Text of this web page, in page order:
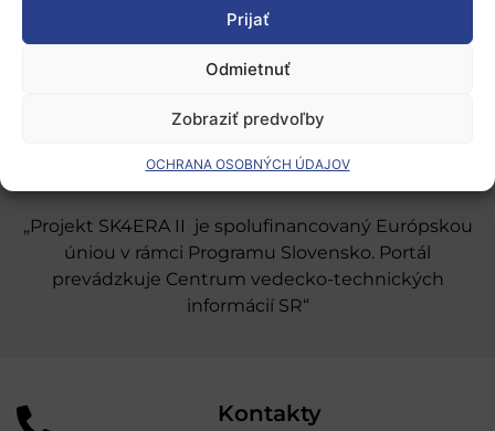
Prijať
Odmietnuť
Zobraziť predvoľby
OCHRANA OSOBNÝCH ÚDAJOV
Oblasti našej podpory
Podporné schémy a služby
Grantové programy pre výskum
Odber noviniek
„Projekt SK4ERA II je spolufinancovaný Európskou
úniou v rámci Programu Slovensko. Portál
prevádzkuje Centrum vedecko-technických
informácií SR“
Kontakty